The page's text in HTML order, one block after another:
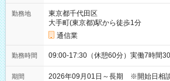
勤務地
東京都千代田区
大手町(東京都)駅から徒歩1分
通信業
勤務時間 09:00-17:30（休憩60分）実働7時間
期間 2026年09月01日～長期 ※開始日相